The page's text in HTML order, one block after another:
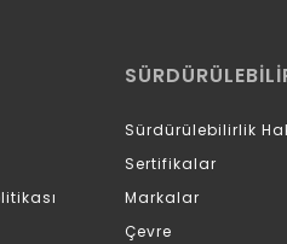
Sürdürülebilirlik
Sertifikalar
Markalar
Çevre